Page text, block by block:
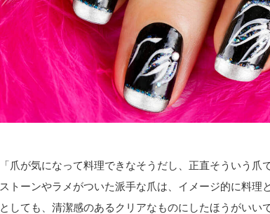
「爪が気になって料理できなそうだし、正直そういう爪
ストーンやラメがついた派手な爪は、イメージ的に料理
としても、清潔感のあるクリアなものにしたほうがいい